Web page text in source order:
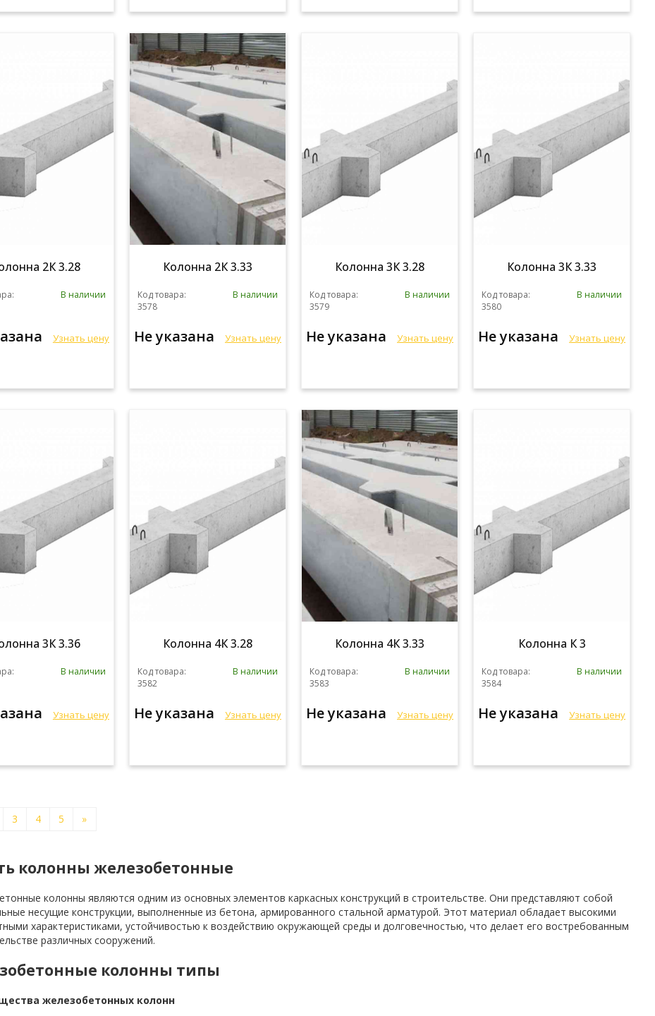
2К 3.28
В наличии
Узнать цену
Колонна 2К 3.33
Код товара:
3578
В наличии
Не указана Узнать цену
Колонна 3К 3.28
Код товара:
3579
В наличии
Не указана Узнать цену
Колонна 3К 3.33
Код товара:
3580
В наличии
Не указана Узнать цену
3К 3.36
В наличии
Узнать цену
Колонна 4К 3.28
Код товара:
3582
В наличии
Не указана Узнать цену
Колонна 4К 3.33
Код товара:
3583
В наличии
Не указана Узнать цену
Колонна К 3
Код товара:
3584
В наличии
Не указана Узнать цену
3 4 5 »
колонны железобетонные
колонны являются одним из основных элементов каркасных конструкций в строительстве. Они представляют собой
несущие конструкции, выполненные из бетона, армированного стальной арматурой. Этот материал обладает высокими
характеристиками, устойчивостью к воздействию окружающей среды и долговечностью, что делает его востребованным
различных сооружений.
колонны типы
железобетонных колонн